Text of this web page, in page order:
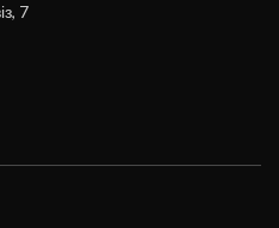
7